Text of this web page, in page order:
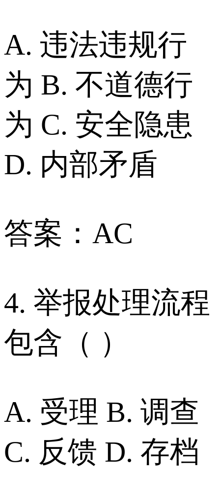
A. 违法违规行
为 B. 不道德行
为 C. 安全隐患
D. 内部矛盾
答案：AC
4. 举报处理流程
包含（ ）
A. 受理 B. 调查
C. 反馈 D. 存档